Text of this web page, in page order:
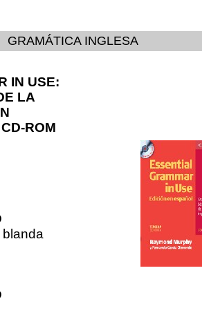
GRAMÁTICA INGLESA
IN USE:
LA
ROM
blanda